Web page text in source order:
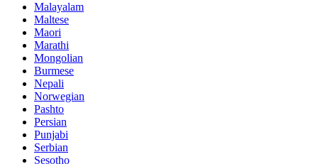
Malayalam
Maltese
Maori
Marathi
Mongolian
Burmese
Nepali
Norwegian
Pashto
Persian
Punjabi
Serbian
Sesotho